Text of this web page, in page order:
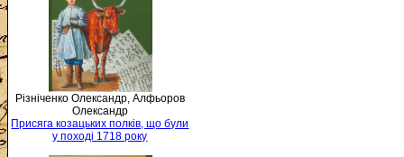
Різніченко Олександр, Алфьоров
Олександр
Присяга козацьких полків, що були
у поході 1718 року